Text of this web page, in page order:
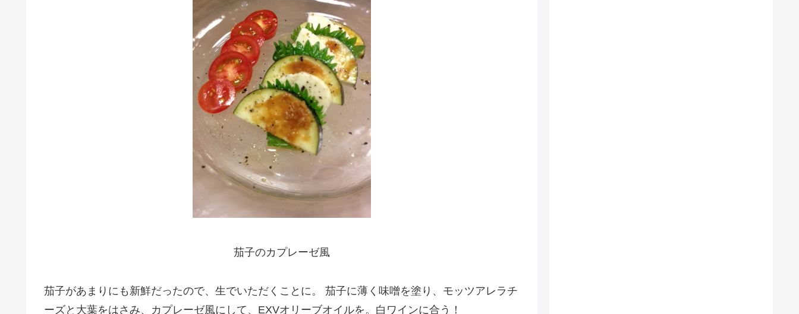
茄子のカプレーゼ風
茄子があまりにも新鮮だったので、生でいただくことに。 茄子に薄く味噌を塗り、モッツアレラチ
ーズと大葉をはさみ、カプレーゼ風にして、EXVオリーブオイルを。白ワインに合う！